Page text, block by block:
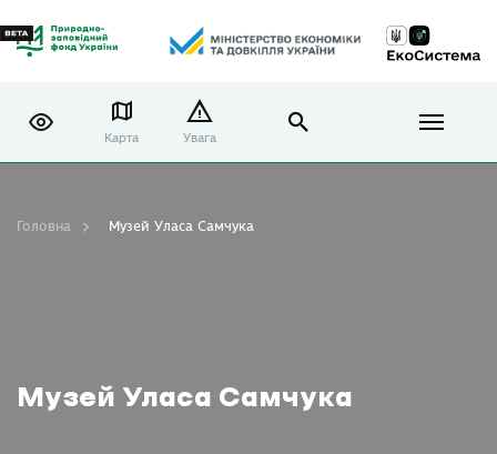
Карта Увага
Музей Уласа Самчука
Головна Музей Уласа Самчука